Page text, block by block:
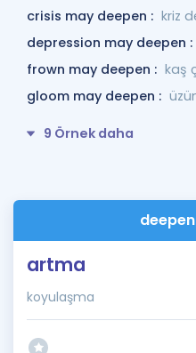
crisis may deepen : kriz
depression may deepen :
frown may deepen : kaş
gloom may deepen :
9 Örnek daha
artma
koyulaşma